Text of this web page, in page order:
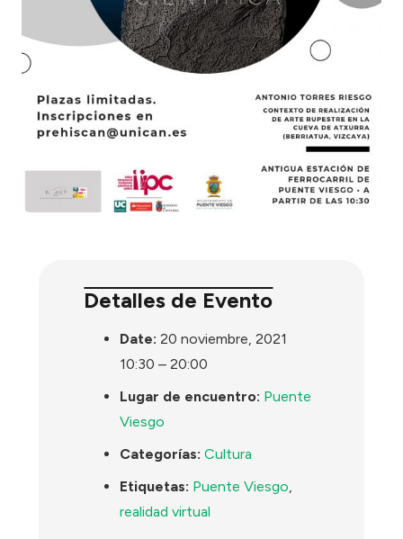
Detalles de Evento
Date: 20 noviembre, 2021
10:30 –20:00
Lugar de encuentro: Puente
Viesgo
Categorías: Cultura
Etiquetas: Puente Viesgo
realidad virtual